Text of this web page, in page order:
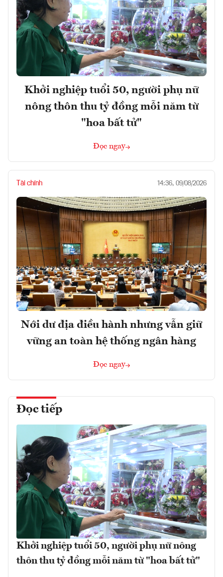
Khởi nghiệp tuổi 50, người phụ nữ
nông thôn thu tỷ đồng mỗi năm từ
"hoa bất tử"
Đọc ngay
Tài chính 14:36, 09/08/2026
Nới dư địa điều hành nhưng vẫn giữ
vững an toàn hệ thống ngân hàng
Đọc ngay
Đọc tiếp
Khởi nghiệp tuổi 50, người phụ nữ nông
thôn thu tỷ đồng mỗi năm từ "hoa bất tử"